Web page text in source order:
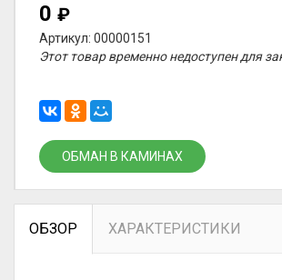
0 ₽
Артикул: 00000151
Этот товар временно недоступен для
ОБМАН В КАМИНАХ
ОБЗОР ХАРАКТЕРИСТИКИ